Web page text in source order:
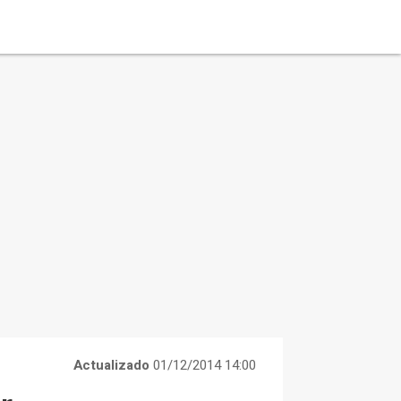
Actualizado 01/12/2014 14:00